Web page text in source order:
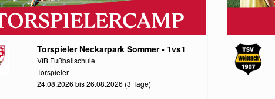
Torspieler Neckarpark Sommer - 1vs1
VfB Fußballschule
Torspieler
24.08.2026 bis 26.08.2026 (3 Tage)